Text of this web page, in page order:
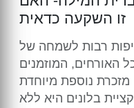
זו השקעה כדאית
רבות לשמחה של
האורחים, המוזמנים
נוספת מיוחדת
בלונים היא ללא